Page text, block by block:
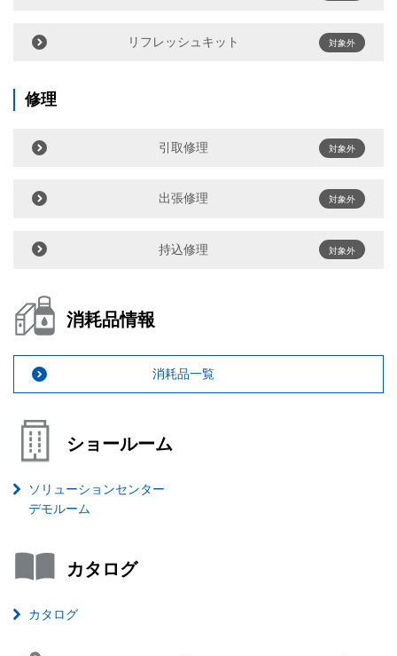
リフレッシュキット 対象外
修理
引取修理 対象外
出張修理 対象外
持込修理 対象外
消耗品情報
消耗品一覧
ショールーム
ソリューションセンター
デモルーム
カタログ
カタログ